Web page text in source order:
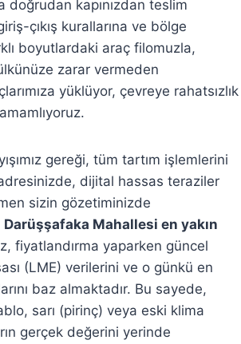
doğrudan kapınızdan teslim
çıkış kurallarına ve bölge
boyutlardaki araç filomuzla,
zarar vermeden
yüklüyor, çevreye rahatsızlık
gereği, tüm tartım işlemlerini
dijital hassas teraziler
sizin gözetiminizde
Darüşşafaka Mahallesi en yakın
fiyatlandırma yaparken güncel
(LME) verilerini ve o günkü en
baz almaktadır. Bu sayede,
sarı (pirinç) veya eski klima
gerçek değerini yerinde